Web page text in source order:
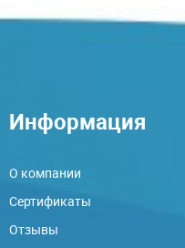
Информация
О компании
Сертификаты
Отзывы